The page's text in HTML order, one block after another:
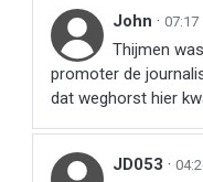
John · 07:17
Thijmen
promoter de
dat weghorst hier
JD053 ·